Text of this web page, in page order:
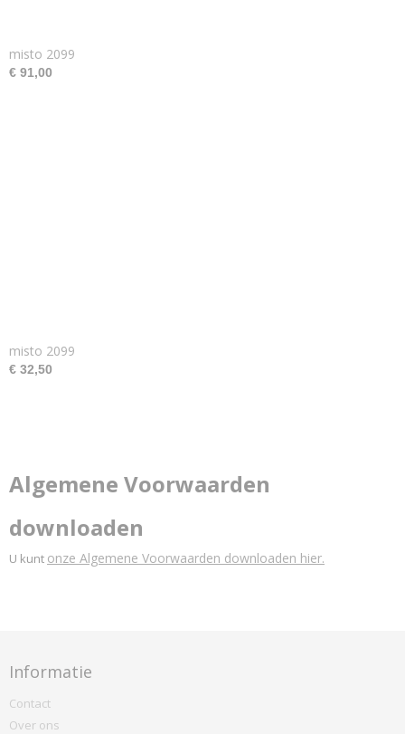
misto 2099
€ 91,00
misto 2099
€ 32,50
Algemene Voorwaarden
downloaden
U kunt onze Algemene Voorwaarden downloaden hier.
Informatie
Contact
Over ons